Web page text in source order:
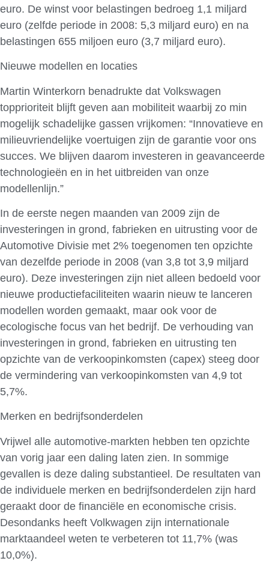
euro. De winst voor belastingen bedroeg 1,1 miljard
euro (zelfde periode in 2008: 5,3 miljard euro) en na
belastingen 655 miljoen euro (3,7 miljard euro).
Nieuwe modellen en locaties
Martin Winterkorn benadrukte dat Volkswagen
topprioriteit blijft geven aan mobiliteit waarbij zo min
mogelijk schadelijke gassen vrijkomen: “Innovatieve en
milieuvriendelijke voertuigen zijn de garantie voor ons
succes. We blijven daarom investeren in geavanceerde
technologieën en in het uitbreiden van onze
modellenlijn.”
In de eerste negen maanden van 2009 zijn de
investeringen in grond, fabrieken en uitrusting voor de
Automotive Divisie met 2% toegenomen ten opzichte
van dezelfde periode in 2008 (van 3,8 tot 3,9 miljard
euro). Deze investeringen zijn niet alleen bedoeld voor
nieuwe productiefaciliteiten waarin nieuw te lanceren
modellen worden gemaakt, maar ook voor de
ecologische focus van het bedrijf. De verhouding van
investeringen in grond, fabrieken en uitrusting ten
opzichte van de verkoopinkomsten (capex) steeg door
de vermindering van verkoopinkomsten van 4,9 tot
5,7%.
Merken en bedrijfsonderdelen
Vrijwel alle automotive-markten hebben ten opzichte
van vorig jaar een daling laten zien. In sommige
gevallen is deze daling substantieel. De resultaten van
de individuele merken en bedrijfsonderdelen zijn hard
geraakt door de financiële en economische crisis.
Desondanks heeft Volkwagen zijn internationale
marktaandeel weten te verbeteren tot 11,7% (was
10,0%).